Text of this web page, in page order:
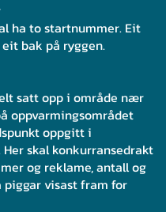
ha to startnummer. Eit
bak på ryggen.
satt opp i område nær
oppvarmingsområdet
oppgitt i
skal konkurransedrakt
og reklame, antall og
piggar visast fram for